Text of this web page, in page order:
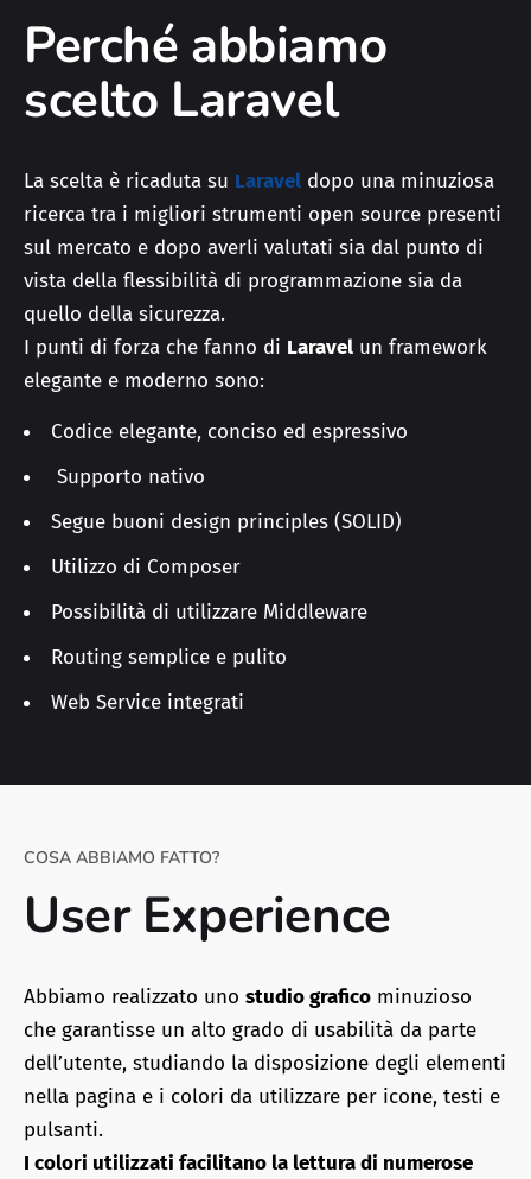
Perché abbiamo
scelto Laravel
La scelta è ricaduta su Laravel dopo una minuziosa
ricerca tra i migliori strumenti open source presenti
sul mercato e dopo averli valutati sia dal punto di
vista della flessibilità di programmazione sia da
quello della sicurezza.
I punti di forza che fanno di Laravel un framework
elegante e moderno sono:
Codice elegante, conciso ed espressivo
Supporto nativo
Segue buoni design principles (SOLID)
Utilizzo di Composer
Possibilità di utilizzare Middleware
Routing semplice e pulito
Web Service integrati
COSA ABBIAMO FATTO?
User Experience
Abbiamo realizzato uno studio grafico minuzioso
che garantisse un alto grado di usabilità da parte
dell’utente, studiando la disposizione degli elementi
nella pagina e i colori da utilizzare per icone, testi e
pulsanti.
I colori utilizzati facilitano la lettura di numerose